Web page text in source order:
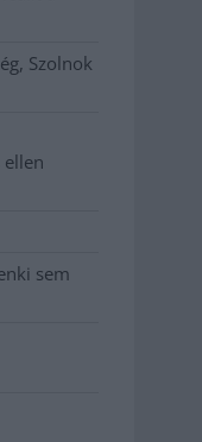
Szolnok
ellen
sem